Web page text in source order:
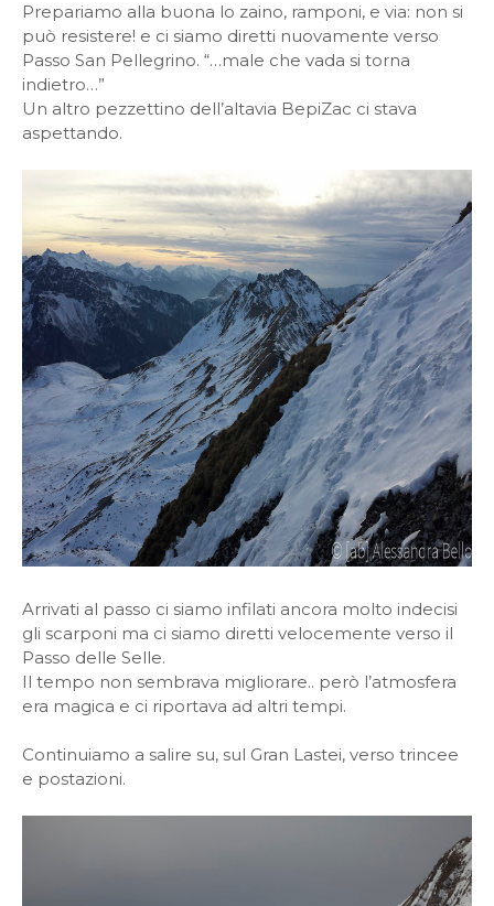
Prepariamo alla buona lo zaino, ramponi, e via: non si
può resistere! e ci siamo diretti nuovamente verso
Passo San Pellegrino. “…male che vada si torna
indietro…”
Un altro pezzettino dell’altavia BepiZac ci stava
aspettando.
Arrivati al passo ci siamo infilati ancora molto indecisi
gli scarponi ma ci siamo diretti velocemente verso il
Passo delle Selle.
Il tempo non sembrava migliorare.. però l’atmosfera
era magica e ci riportava ad altri tempi.
Continuiamo a salire su, sul Gran Lastei, verso trincee
e postazioni.